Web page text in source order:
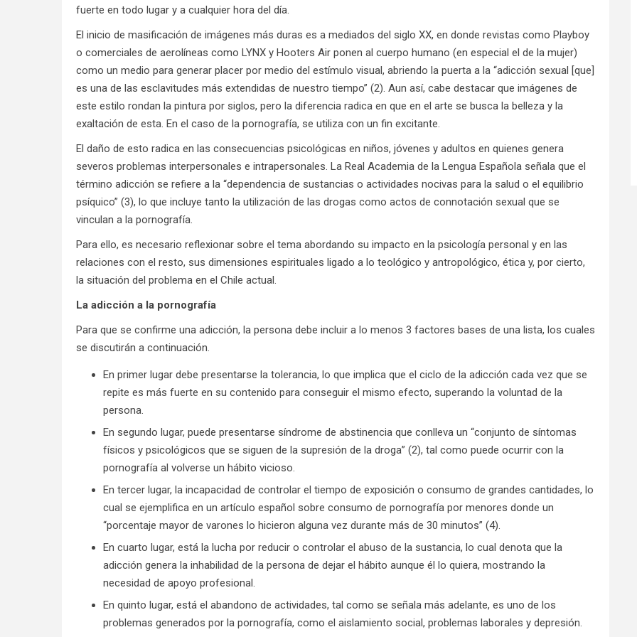
fuerte en todo lugar y a cualquier hora del día.
El inicio de masificación de imágenes más duras es a mediados del siglo XX, en donde revistas como Playboy
o comerciales de aerolíneas como LYNX y Hooters Air ponen al cuerpo humano (en especial el de la mujer)
como un medio para generar placer por medio del estímulo visual, abriendo la puerta a la “adicción sexual [que]
es una de las esclavitudes más extendidas de nuestro tiempo” (2). Aun así, cabe destacar que imágenes de
este estilo rondan la pintura por siglos, pero la diferencia radica en que en el arte se busca la belleza y la
exaltación de esta. En el caso de la pornografía, se utiliza con un fin excitante.
El daño de esto radica en las consecuencias psicológicas en niños, jóvenes y adultos en quienes genera
severos problemas interpersonales e intrapersonales. La Real Academia de la Lengua Española señala que el
término adicción se refiere a la “dependencia de sustancias o actividades nocivas para la salud o el equilibrio
psíquico” (3), lo que incluye tanto la utilización de las drogas como actos de connotación sexual que se
vinculan a la pornografía.
Para ello, es necesario reflexionar sobre el tema abordando su impacto en la psicología personal y en las
relaciones con el resto, sus dimensiones espirituales ligado a lo teológico y antropológico, ética y, por cierto,
la situación del problema en el Chile actual.
La adicción a la pornografía
Para que se confirme una adicción, la persona debe incluir a lo menos 3 factores bases de una lista, los cuales
se discutirán a continuación.
En primer lugar debe presentarse la tolerancia, lo que implica que el ciclo de la adicción cada vez que se
repite es más fuerte en su contenido para conseguir el mismo efecto, superando la voluntad de la
persona.
En segundo lugar, puede presentarse síndrome de abstinencia que conlleva un “conjunto de síntomas
físicos y psicológicos que se siguen de la supresión de la droga” (2), tal como puede ocurrir con la
pornografía al volverse un hábito vicioso.
En tercer lugar, la incapacidad de controlar el tiempo de exposición o consumo de grandes cantidades, lo
cual se ejemplifica en un artículo español sobre consumo de pornografía por menores donde un
“porcentaje mayor de varones lo hicieron alguna vez durante más de 30 minutos” (4).
En cuarto lugar, está la lucha por reducir o controlar el abuso de la sustancia, lo cual denota que la
adicción genera la inhabilidad de la persona de dejar el hábito aunque él lo quiera, mostrando la
necesidad de apoyo profesional.
En quinto lugar, está el abandono de actividades, tal como se señala más adelante, es uno de los
problemas generados por la pornografía, como el aislamiento social, problemas laborales y depresión.